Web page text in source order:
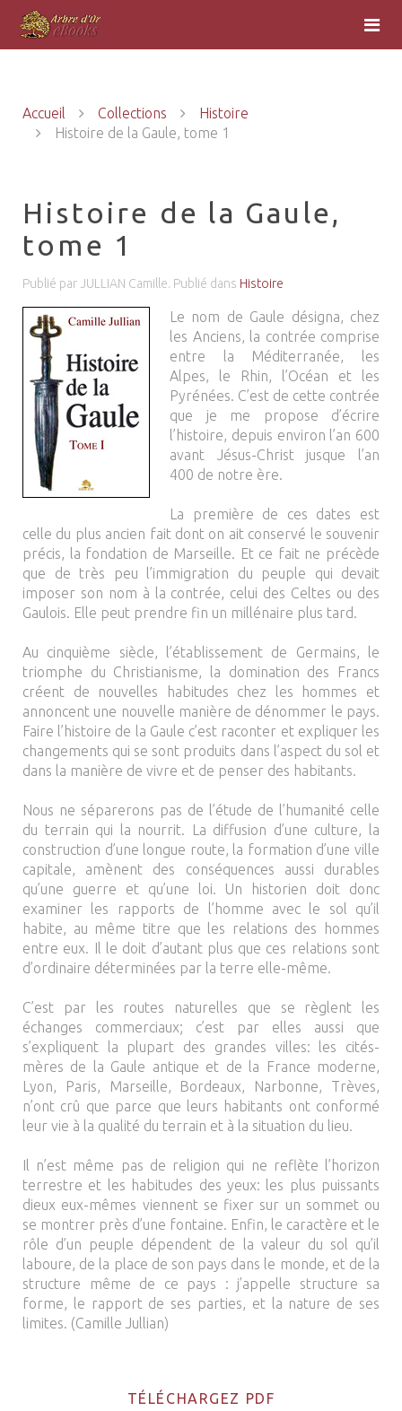
Accueil Collections
Histoire
Histoire de la Gaule, tome 1
Histoire de la Gaule,
tome 1
Publié par JULLIAN Camille. Publié dans Histoire
Le nom de Gaule désigna, chez
les Anciens, la contrée comprise
entre la Méditerranée, les
Alpes, le Rhin, l’Océan et les
Pyrénées. C’est de cette contrée
que je me propose d’écrire
l’histoire, depuis environ l’an 600
avant Jésus-Christ jusque l’an
400 de notre ère.
La première de ces dates est
celle du plus ancien fait dont on ait conservé le souvenir
précis, la fondation de Marseille. Et ce fait ne précède
que de très peu l’immigration du peuple qui devait
imposer son nom à la contrée, celui des Celtes ou des
Gaulois. Elle peut prendre fin un millénaire plus tard.
Au cinquième siècle, l’établissement de Germains, le
triomphe du Christianisme, la domination des Francs
créent de nouvelles habitudes chez les hommes et
annoncent une nouvelle manière de dénommer le pays.
Faire l’histoire de la Gaule c’est raconter et expliquer les
changements qui se sont produits dans l’aspect du sol et
dans la manière de vivre et de penser des habitants.
Nous ne séparerons pas de l’étude de l’humanité celle
du terrain qui la nourrit. La diffusion d’une culture, la
construction d’une longue route, la formation d’une ville
capitale, amènent des conséquences aussi durables
qu’une guerre et qu’une loi. Un historien doit donc
examiner les rapports de l’homme avec le sol qu’il
habite, au même titre que les relations des hommes
entre eux. Il le doit d’autant plus que ces relations sont
d’ordinaire déterminées par la terre elle-même.
C’est par les routes naturelles que se règlent les
échanges commerciaux; c’est par elles aussi que
s’expliquent la plupart des grandes villes: les cités-
mères de la Gaule antique et de la France moderne,
Lyon, Paris, Marseille, Bordeaux, Narbonne, Trèves,
n’ont crû que parce que leurs habitants ont conformé
leur vie à la qualité du terrain et à la situation du lieu.
Il n’est même pas de religion qui ne reflète l’horizon
terrestre et les habitudes des yeux: les plus puissants
dieux eux-mêmes viennent se fixer sur un sommet ou
se montrer près d’une fontaine. Enfin, le caractère et le
rôle d’un peuple dépendent de la valeur du sol qu’il
laboure, de la place de son pays dans le monde, et de la
structure même de ce pays : j’appelle structure sa
forme, le rapport de ses parties, et la nature de ses
limites. (Camille Jullian)
TÉLÉCHARGEZ PDF